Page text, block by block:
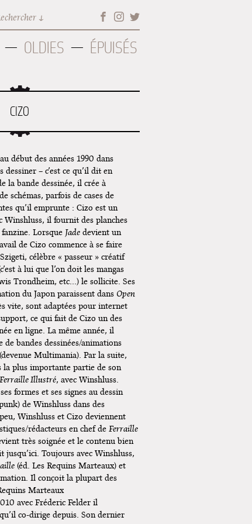
OLDIES ÉPUISÉS
CIZO
début des années 1990 dans
dessiner – c’est ce qu’il dit en
la bande dessinée, il crée à
schémas, parfois de cases de
qu’il emprunte : Cizo est un
Winshluss, il fournit des planches
Lorsque Jade devient un
de Cizo commence à se faire
célèbre « passeur » créatif
à lui que l’on doit les mangas
Trondheim, etc…) le sollicite. Ses
du Japon paraissent dans Open
vite, sont adaptées pour internet
ce qui fait de Cizo un des
en ligne. La même année, il
de bandes dessinées/animations
Multimania). Par la suite,
la plus importante partie de son
Ferraille Illustré, avec Winshluss.
formes et ses signes au dessin
de Winshluss dans des
Winshluss et Cizo deviennent
rédacteurs en chef deFerraille
très soignée et le contenu bien
jusqu’ici. Toujours avec Winshluss,
(éd. Les Requins Marteaux) et
Il conçoit la plupart des
Marteaux
avec Fréderic Felder il
co-dirige depuis. Son dernier